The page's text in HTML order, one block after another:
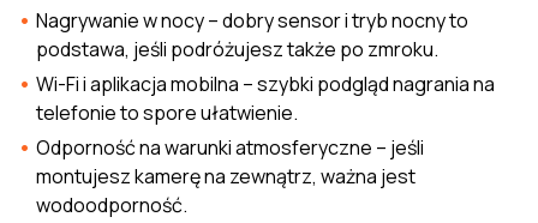
Nagrywanie w nocy – dobry sensor i tryb nocny to
podstawa, jeśli podróżujesz także po zmroku.
Wi-Fi i aplikacja mobilna – szybki podgląd nagrania na
telefonie to spore ułatwienie.
Odporność na warunki atmosferyczne – jeśli
montujesz kamerę na zewnątrz, ważna jest
wodoodporność.